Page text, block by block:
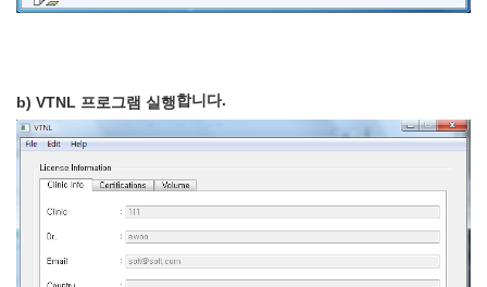
b) VTNL 프로그램 실행합니다.